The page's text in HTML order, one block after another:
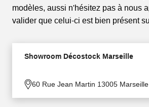
modèles, aussi n'hésitez pas à nous
valider que celui-ci est bien présent
Showroom Décostock Marseille
60 Rue Jean Martin 13005 Marseille